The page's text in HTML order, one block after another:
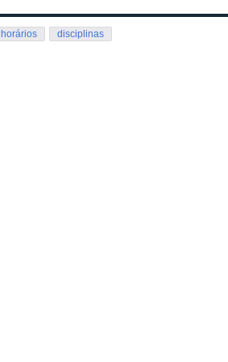
horários disciplinas